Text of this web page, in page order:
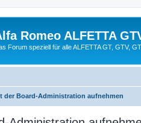
Romeo ALFETTA
Forum speziell für alle ALFETTA GT, GTV,
der Board-Administration aufnehmen